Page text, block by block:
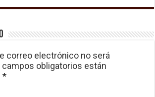
correo electrónico no será
campos obligatorios están
*